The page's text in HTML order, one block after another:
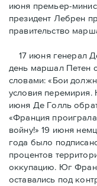
июня премьер-
президент Лебрен
правительство
17 июня генерал
день маршал Петен
словами: «Бои
условия перемирия.
июня Де Голль
«Франция
войну!» 19 июня
года было
процентов
оккупацию. Юг
оставались под